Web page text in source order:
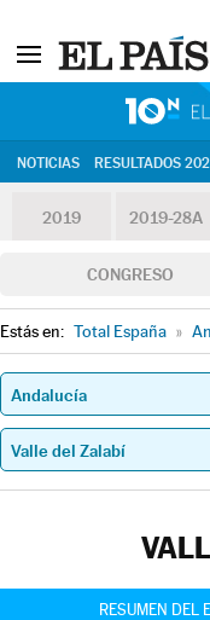
NOTICIAS RESULTADOS
2019 2019-28A
CONGRESO
Estás en: Total España »
RESUMEN DEL